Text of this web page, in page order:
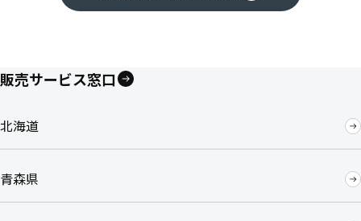
販売サービス窓口
北海道
青森県